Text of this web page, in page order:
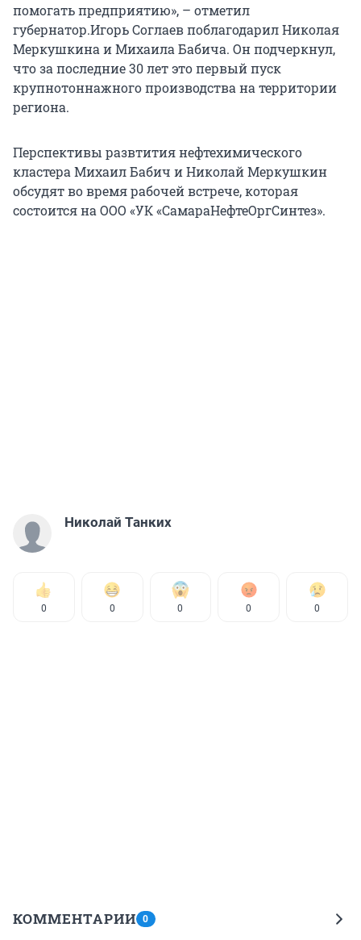
помогать предприятию», – отметил
губернатор.Игорь Соглаев поблагодарил Николая
Меркушкина и Михаила Бабича. Он подчеркнул,
что за последние 30 лет это первый пуск
крупнотоннажного производства на территории
региона.
Перспективы развтития нефтехимического
кластера Михаил Бабич и Николай Меркушкин
обсудят во время рабочей встрече, которая
состоится на ООО «УК «СамараНефтеОргСинтез».
Николай Танких
0 0 0 0 0
КОММЕНТАРИИ 0